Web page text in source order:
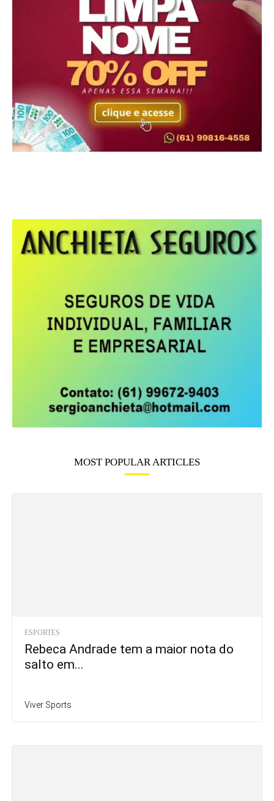
MOST POPULAR ARTICLES
ESPORTES
Rebeca Andrade tem a maior nota do
salto em...
Viver Sports